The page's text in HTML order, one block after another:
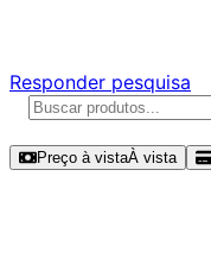
Responder pesquisa
Preço à vistaÀ vista